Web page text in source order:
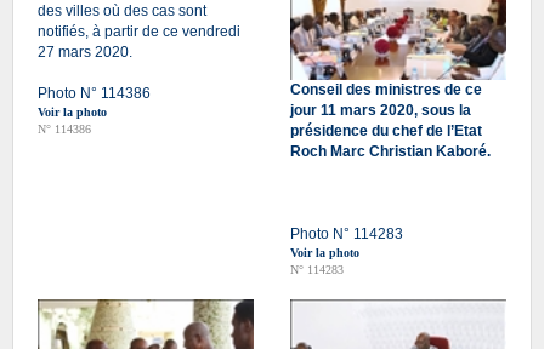
des villes où des cas sont
notifiés, à partir de ce vendredi
27 mars 2020.
Photo N° 114386
Voir la photo
N° 114386
Conseil des ministres de ce
jour 11 mars 2020, sous la
présidence du chef de l’Etat
Roch Marc Christian Kaboré.
Photo N° 114283
Voir la photo
N° 114283